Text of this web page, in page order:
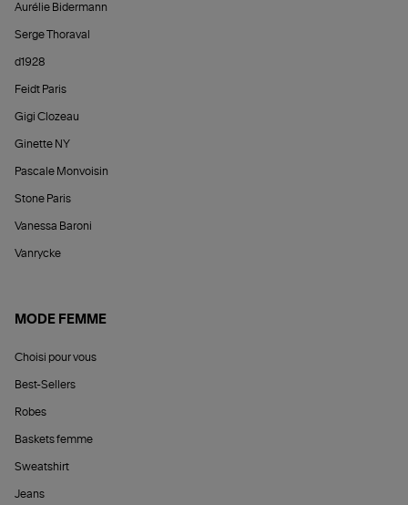
Aurélie Bidermann
Serge Thoraval
d1928
Feidt Paris
Gigi Clozeau
Ginette NY
Pascale Monvoisin
Stone Paris
Vanessa Baroni
Vanrycke
MODE FEMME
Choisi pour vous
Best-Sellers
Robes
Baskets femme
Sweatshirt
Jeans